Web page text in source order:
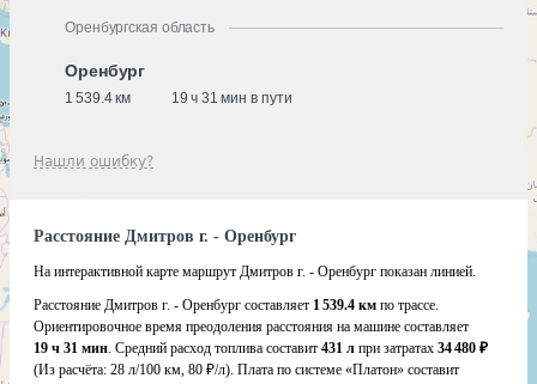
Оренбургская область
Оренбург
1 539.4 км 19 ч 31 мин в пути
Нашли ошибку?
Расстояние Дмитров г. - Оренбург
На интерактивной карте маршрут Дмитров г. - Оренбург показан линией.
Расстояние Дмитров г. - Оренбург составляет 1 539.4 км по трассе.
Ориентировочное время преодоления расстояния на машине составляет
19 ч 31 мин. Средний расход топлива составит 431 л при затратах 34 480 ₽
(Из расчёта: 28 л/100 км, 80 ₽/л). Плата по системе «Платон» составит